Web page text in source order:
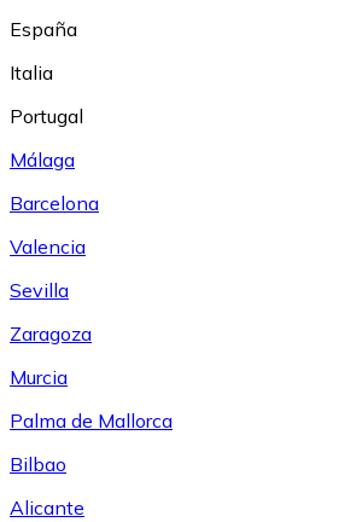
España
Italia
Portugal
Málaga
Barcelona
Valencia
Sevilla
Zaragoza
Murcia
Palma de Mallorca
Bilbao
Alicante